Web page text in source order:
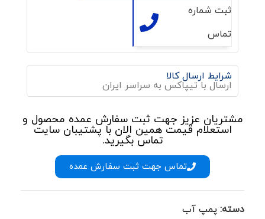
ثبت شماره
تماس
شرایط ارسال کالا
ارسال با تیپاکس به سراسر ایران
مشتریان عزیز جهت ثبت سفارش عمده محصول و
استعلام قیمت همین الان با پشتیبان سایت
تماس بگیرید.
تماس جهت ثبت سفارش عمده
دسته: پمپ آب